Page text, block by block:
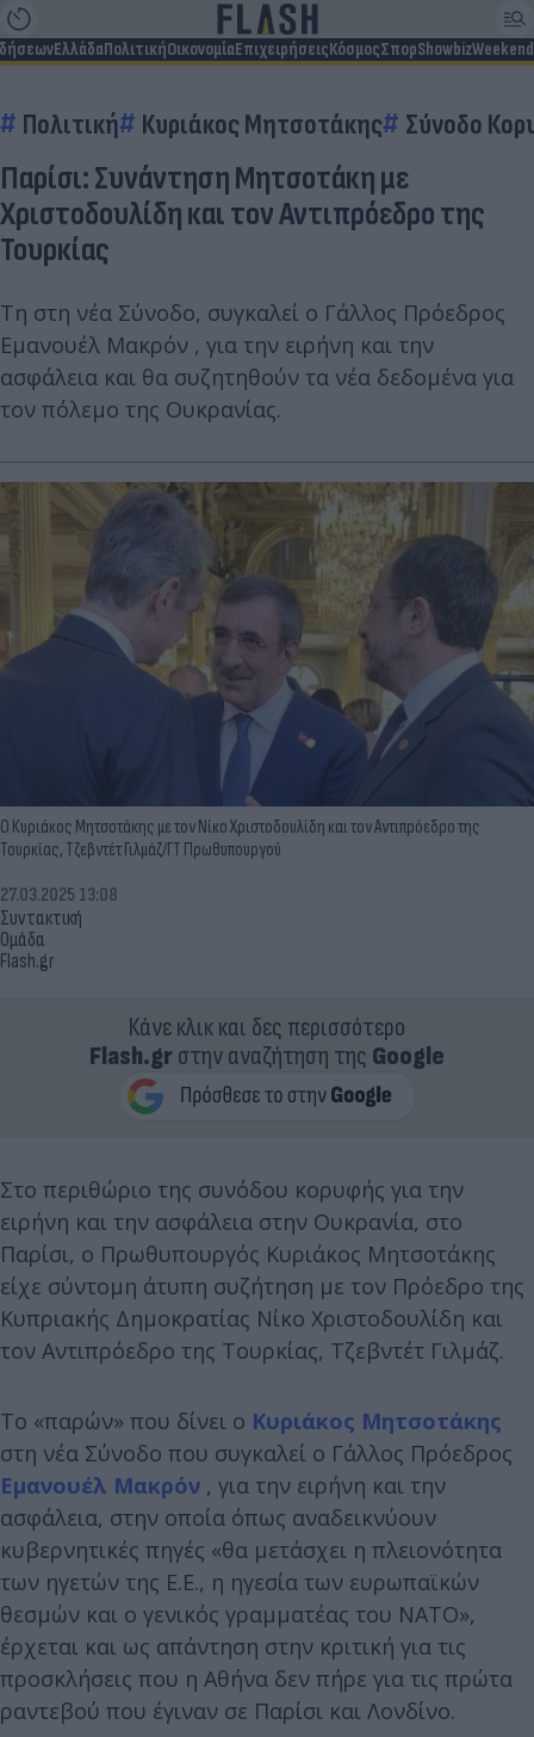
ΕλλάδαΠολιτικήΟικονομίαΕπιχειρήσειςΚόσμοςΣπορShowbizWeekend
Πολιτική Κυριάκος Μητσοτάκης Σύνοδο
Παρίσι: Συνάντηση Μητσοτάκη με
Χριστοδουλίδη και τον Αντιπρόεδρο της
Τουρκίας
Τη στη νέα Σύνοδο, συγκαλεί ο Γάλλος Πρόεδρος
Εμανουέλ Μακρόν , για την ειρήνη και την
ασφάλεια και θα συζητηθούν τα νέα δεδομένα για
τον πόλεμο της Ουκρανίας.
Ο Κυριάκος Μητσοτάκης με τον Νίκο Χριστοδουλίδη και τον Αντιπρόεδρο της
Τουρκίας, Τζεβντέτ Γιλμάζ/ΓΤ Πρωθυπουργού
Συντακτική
Ομάδα
Flash.gr
27.03.2025 13:08
Κάνε κλικ και δες περισσότερο
Flash.grστην αναζήτηση της Google
Στο περιθώριο της συνόδου κορυφής για την
ειρήνη και την ασφάλεια στην Ουκρανία, στο
Παρίσι, ο Πρωθυπουργός Κυριάκος Μητσοτάκης
είχε σύντομη άτυπη συζήτηση με τον Πρόεδρο της
Κυπριακής Δημοκρατίας Νίκο Χριστοδουλίδη και
τον Αντιπρόεδρο της Τουρκίας, Τζεβντέτ Γιλμάζ.
Το «παρών» που δίνει ο Κυριάκος Μητσοτάκης
στη νέα Σύνοδο που συγκαλεί ο Γάλλος Πρόεδρος
Εμανουέλ Μακρόν , για την ειρήνη και την
ασφάλεια, στην οποία όπως αναδεικνύουν
κυβερνητικές πηγές «θα μετάσχει η πλειονότητα
των ηγετών της Ε.Ε., η ηγεσία των ευρωπαϊκών
θεσμών και ο γενικός γραμματέας του ΝΑΤΟ»,
έρχεται και ως απάντηση στην κριτική για τις
προσκλήσεις που η Αθήνα δεν πήρε για τις πρώτα
ραντεβού που έγιναν σε Παρίσι και Λονδίνο.